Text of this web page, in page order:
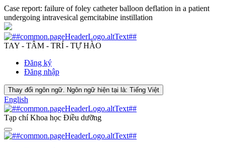
Case report: failure of foley catheter balloon deflation in a patient
undergoing intravesical gemcitabine instillation
TAY - TÂM - TRÍ - TỰ HÀO
Đăng ký
Đăng nhập
Thay đổi ngôn ngữ. Ngôn ngữ hiện tại là: Tiếng Việt
English
Tạp chí Khoa học Điều dưỡng